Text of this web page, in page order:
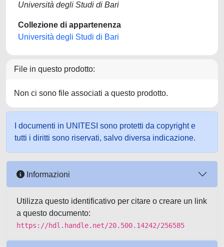
Università degli Studi di Bari
Collezione di appartenenza
Università degli Studi di Bari
File in questo prodotto:
Non ci sono file associati a questo prodotto.
I documenti in UNITESI sono protetti da copyright e
tutti i diritti sono riservati, salvo diversa indicazione.
Informazioni
Utilizza questo identificativo per citare o creare un link
a questo documento:
https://hdl.handle.net/20.500.14242/256585